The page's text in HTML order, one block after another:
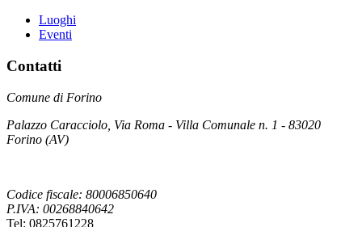
Luoghi
Eventi
Contatti
Comune di Forino
Palazzo Caracciolo, Via Roma - Villa Comunale n. 1 - 83020
Forino (AV)
Codice fiscale: 80006850640
P.IVA: 00268840642
Tel: 0825761228